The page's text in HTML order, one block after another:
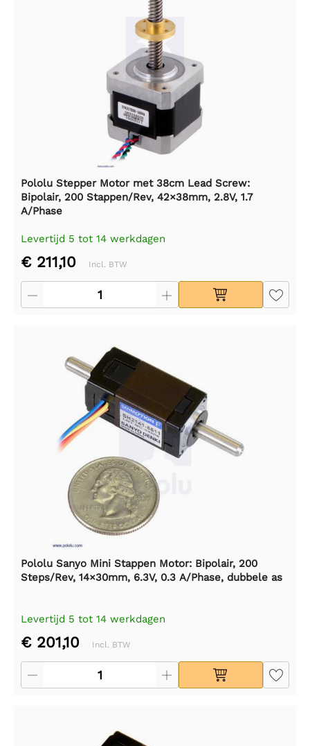
Pololu Stepper Motor met 38cm Lead Screw:
Bipolair, 200 Stappen/Rev, 42×38mm, 2.8V, 1.7
A/Phase
Levertijd 5 tot 14 werkdagen
€ 211,10 Incl. BTW
Pololu Sanyo Mini Stappen Motor: Bipolair, 200
Steps/Rev, 14×30mm, 6.3V, 0.3 A/Phase, dubbele as
Levertijd 5 tot 14 werkdagen
€ 201,10 Incl. BTW